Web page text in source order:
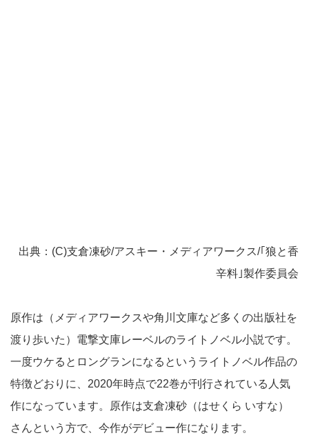
出典：(C)支倉凍砂/アスキー・メディアワークス/｢狼と香
辛料｣製作委員会
原作は（メディアワークスや角川文庫など多くの出版社を
渡り歩いた）電撃文庫レーベルのライトノベル小説です。
一度ウケるとロングランになるというライトノベル作品の
特徴どおりに、2020年時点で22巻が刊行されている人気
作になっています。原作は支倉凍砂（はせくら いすな）
さんという方で、今作がデビュー作になります。